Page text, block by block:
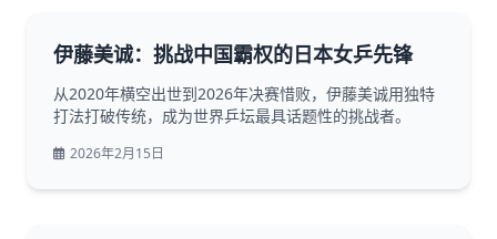
伊藤美诚：挑战中国霸权的日本女乒先锋
从2020年横空出世到2026年决赛惜败，伊藤美诚用独特
打法打破传统，成为世界乒坛最具话题性的挑战者。
2026年2月15日